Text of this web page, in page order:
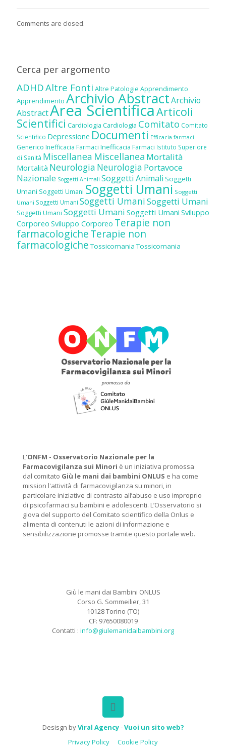
Comments are closed.
Cerca per argomento
ADHDAltre Fonti Altre Patologie Apprendimento
Apprendimento Archivio AbstractArchivio
AbstractArea ScientificaArticoli
Scientifici Cardiologia Cardiologia Comitato Comitato
Scientifico Depressione Documenti Efficacia farmaci
Generico Inefficacia Farmaci Inefficacia Farmaci Istituto Superiore
di Sanità Miscellanea Miscellanea Mortalità
Mortalità Neurologia Neurologia Portavoce
Nazionale Soggetti Animali Soggetti Animali Soggetti
Umani Soggetti Umani Soggetti Umani Soggetti
Umani Soggetti Umani Soggetti UmaniSoggetti Umani
Soggetti Umani Soggetti Umani Soggetti Umani Sviluppo
Corporeo Sviluppo Corporeo Terapie non
farmacologicheTerapie non
farmacologiche Tossicomania Tossicomania
L'ONFM - Osservatorio Nazionale per la
Farmacovigilanza sui Minori è un iniziativa promossa
dal comitato Giù le mani dai bambini ONLUS e ha come
mission l'attività di farmacovigilanza su minori, in
particolare iniziative di contrasto all’abuso e uso improprio
di psicofarmaci su bambini e adolescenti. L’Osservatorio si
giova del supporto del Comitato scientifico della Onlus e
alimenta di contenuti le azioni di informazione e
sensibilizzazione promosse tramite questo portale web.
Giù le mani dai Bambini ONLUS
Corso G. Sommeilier, 31
10128 Torino (TO)
CF: 97650080019
Contatti : info@giulemanidaibambini.org
Desisgn byViral Agency-Vuoi un sito web?
Privacy Policy
Cookie Policy